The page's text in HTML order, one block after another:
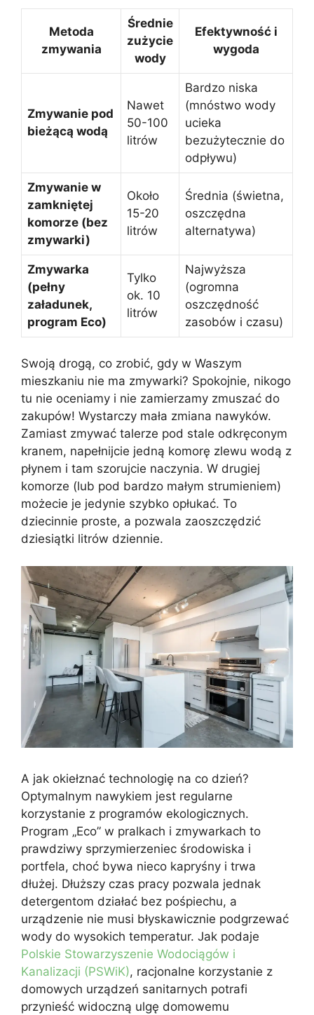
Metoda
zmywania
Średnie
zużycie
wody
Efektywność i
wygoda
Zmywanie pod
bieżącą wodą
Nawet
50-100
litrów
Bardzo niska
(mnóstwo wody
ucieka
bezużytecznie do
odpływu)
Zmywanie w
zamkniętej
komorze (bez
zmywarki)
Około
15-20
litrów
Średnia (świetna,
oszczędna
alternatywa)
Zmywarka
(pełny
załadunek,
program Eco)
Tylko
ok. 10
litrów
Najwyższa
(ogromna
oszczędność
zasobów i czasu)
Swoją drogą, co zrobić, gdy w Waszym
mieszkaniu nie ma zmywarki? Spokojnie, nikogo
tu nie oceniamy i nie zamierzamy zmuszać do
zakupów! Wystarczy mała zmiana nawyków.
Zamiast zmywać talerze pod stale odkręconym
kranem, napełnijcie jedną komorę zlewu wodą z
płynem i tam szorujcie naczynia. W drugiej
komorze (lub pod bardzo małym strumieniem)
możecie je jedynie szybko opłukać. To
dziecinnie proste, a pozwala zaoszczędzić
dziesiątki litrów dziennie.
A jak okiełznać technologię na co dzień?
Optymalnym nawykiem jest regularne
korzystanie z programów ekologicznych.
Program „Eco” w pralkach i zmywarkach to
prawdziwy sprzymierzeniec środowiska i
portfela, choć bywa nieco kapryśny i trwa
dłużej. Dłuższy czas pracy pozwala jednak
detergentom działać bez pośpiechu, a
urządzenie nie musi błyskawicznie podgrzewać
wody do wysokich temperatur. Jak podaje
Polskie Stowarzyszenie Wodociągów i
Kanalizacji (PSWiK), racjonalne korzystanie z
domowych urządzeń sanitarnych potrafi
przynieść widoczną ulgę domowemu